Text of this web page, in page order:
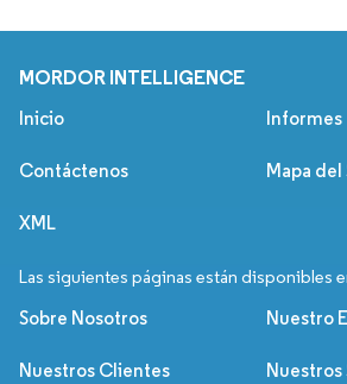
MORDOR INTELLIGENCE
Inicio Informes
Contáctenos Mapa del
XML
Las siguientes páginas están disponibles
Sobre Nosotros Nuestro
Nuestros Clientes Nuestros